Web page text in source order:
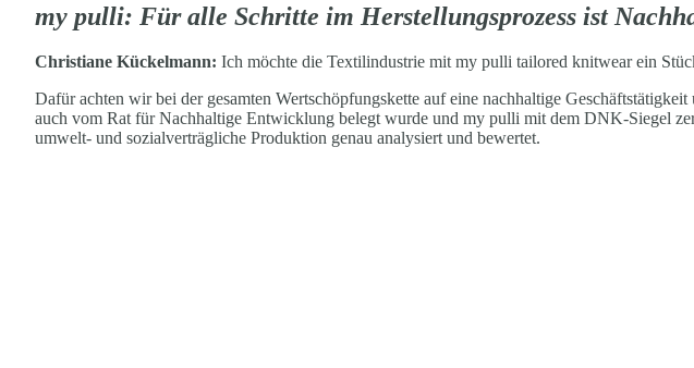
my pulli: Für alle Schritte im Herstellungsprozess ist
Christiane Kückelmann: Ich möchte die Textilindustrie mit my pulli tailored knitwear ein
Dafür achten wir bei der gesamten Wertschöpfungskette auf eine nachhaltige
auch vom Rat für Nachhaltige Entwicklung belegt wurde und my pulli mit dem DNK-Siegel
umwelt- und sozialverträgliche Produktion genau analysiert und bewertet.